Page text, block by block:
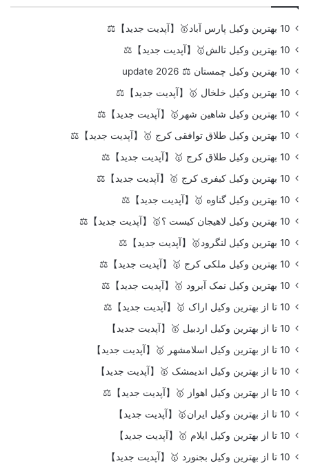
10 بهترین وکیل پارس آباد🥇【آپدیت جدید】⚖️
10 بهترین وکیل تالش🥇【آپدیت جدید】⚖️
10 بهترین وکیل چمستان ⚖️ update 2026
10 بهترین وکیل خلخال 🥇【آپدیت جدید】⚖️
10 بهترین وکیل شاهین شهر🥇【آپدیت جدید】⚖️
10 بهترین وکیل طلاق توافقی کرج 🥇【آپدیت جدید】⚖️
10 بهترین وکیل طلاق کرج 🥇【آپدیت جدید】⚖️
10 بهترین وکیل کیفری کرج 🥇【آپدیت جدید】⚖️
10 بهترین وکیل گناوه 🥇【آپدیت جدید】⚖️
10 بهترین وکیل لاهیجان کیست ؟🥇【آپدیت جدید】⚖️
10 بهترین وکیل لنگرود🥇【آپدیت جدید】⚖️
10 بهترین وکیل ملکی کرج 🥇【آپدیت جدید】⚖️
10 بهترین وکیل نمک آبرود 🥇【آپدیت جدید】⚖️
10 تا از بهترین وکیل اراک 🥇【آپدیت جدید】⚖️
10 تا از بهترین وکیل اردبیل 🥇【آپدیت جدید】
10 تا از بهترین وکیل اسلامشهر 🥇【آپدیت جدید】
10 تا از بهترین وکیل اندیمشک 🥇【آپدیت جدید】
10 تا از بهترین وکیل اهواز 🥇【آپدیت جدید】⚖️
10 تا از بهترین وکیل ایران🥇【آپدیت جدید】
10 تا از بهترین وکیل ایلام 🥇【آپدیت جدید】
10 تا از بهترین وکیل بجنورد 🥇【آپدیت جدید】